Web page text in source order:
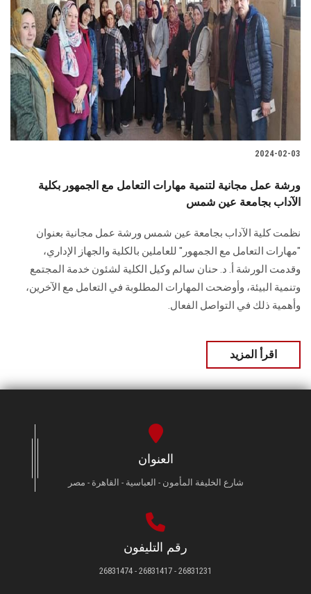
تواصل معنا
الطلاب
هيئة التدريس
الدراسات العليا
الزائـرون
سجل الان
2024-02-03
ورشة عمل مجانية لتنمية مهارات التعامل مع الجمهور بكلية
الآداب بجامعة عين شمس
نظمت كلية الآداب بجامعة عين شمس ورشة عمل مجانية بعنوان
"مهارات التعامل مع الجمهور" للعاملين بالكلية والجهاز الإداري،
وقدمت الورشة أ. د. حنان سالم وكيل الكلية لشئون خدمة المجتمع
وتنمية البيئة، وأوضحت المهارات المطلوبة في التعامل مع الآخرين،
وأهمية ذلك في التواصل الفعال.
اقرأ المزيد
العنوان
شارع الخليفة المأمون - العباسية - القاهرة - مصر
رقم التليفون
26831231 - 26831417 - 26831474